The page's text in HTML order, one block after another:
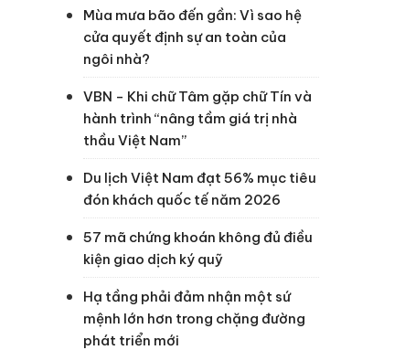
Mùa mưa bão đến gần: Vì sao hệ
cửa quyết định sự an toàn của
ngôi nhà?
VBN - Khi chữ Tâm gặp chữ Tín và
hành trình “nâng tầm giá trị nhà
thầu Việt Nam”
Du lịch Việt Nam đạt 56% mục tiêu
đón khách quốc tế năm 2026
57 mã chứng khoán không đủ điều
kiện giao dịch ký quỹ
Hạ tầng phải đảm nhận một sứ
mệnh lớn hơn trong chặng đường
phát triển mới